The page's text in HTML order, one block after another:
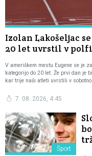
Izolan Lakošeljac
20 let uvrstil v
V ameriškem mestu Eugene se je
kategorijo do 20 let. Že prvi dan je
kar trije naši atleti uvrstili v
7. 08. 2026, 4:45
Šport